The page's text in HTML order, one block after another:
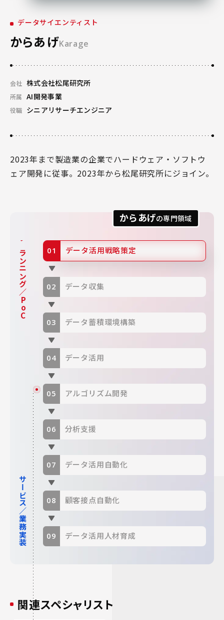
データサイエンティスト
からあげKarage
会社 株式会社松尾研究所
所属 AI開発事業
役職 シニアリサーチエンジニア
2023年まで製造業の企業でハードウェア・ソフトウ
ェア開発に従事。2023年から松尾研究所にジョイン。
からあげの専門領域
プランニング／PoC
サービス／業務実装
データ活用戦略策定
データ収集
データ蓄積環境構築
データ活用
アルゴリズム開発
分析支援
データ活用自動化
顧客接点自動化
データ活用人材育成
関連スペシャリスト